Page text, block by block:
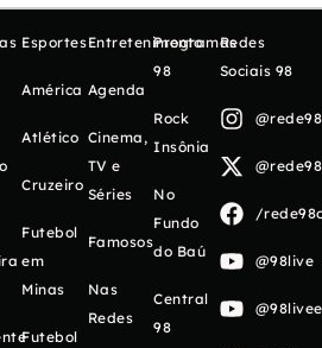
Esportes
América
Atlético
Cruzeiro
Futebol
em
Minas
Futebol
Entretenimento
Agenda
Cinema,
TV e
Séries
Famosos
Nas
Redes
Programas
98
Rock
Insônia
No
Fundo
do Baú
Central
98
Redes
Sociais 98
/
@98live